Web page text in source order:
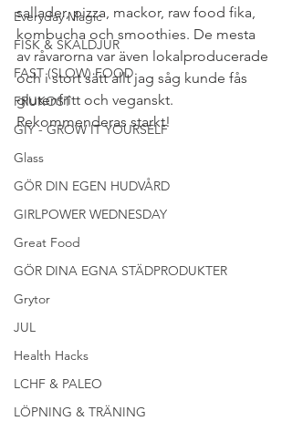
Everyday Magic
FISK & SKALDJUR
FAST (SLOW) FOOD
FRUKOST
GIY - GROW IT YOURSELF
Glass
GÖR DIN EGEN HUDVÅRD
GIRLPOWER WEDNESDAY
Great Food
GÖR DINA EGNA STÄDPRODUKTER
Grytor
JUL
Health Hacks
LCHF & PALEO
LÖPNING & TRÄNING
sallader, pizza, mackor, raw food fika,
kombucha och smoothies. De mesta
av råvarorna var även lokalproducerade
och i stort sätt allt jag såg kunde fås
glutenfritt och veganskt.
Rekommenderas starkt!